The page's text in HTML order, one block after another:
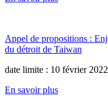
Appel de propositions :
du détroit de Taiwan
date limite : 10 février 2022
En savoir plus